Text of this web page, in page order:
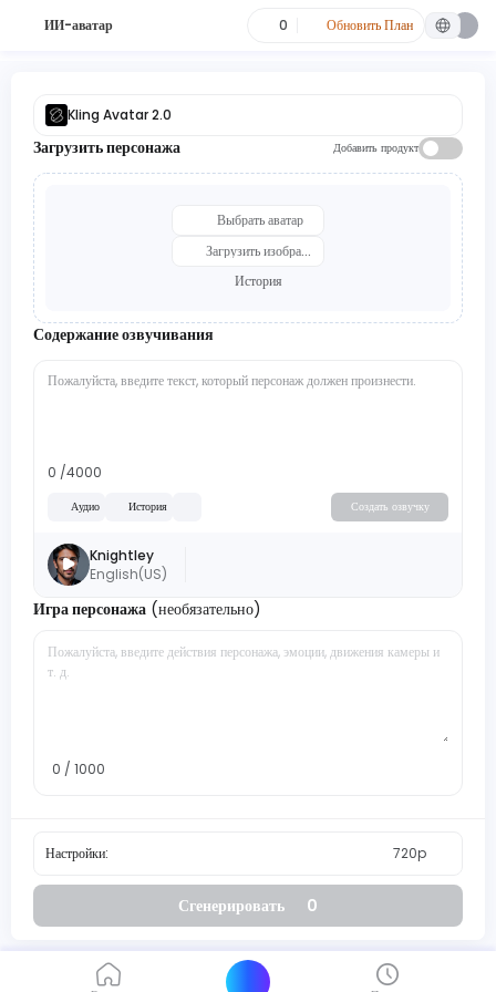
ИИ-аватар 0 Обновить План
Kling Avatar 2.0
Загрузить персонажа Добавить продукт
Выбрать аватар
Загрузить изображение
История
Содержание озвучивания
0 /4000
Аудио История Создать озвучку
Knightley
English(US)
Игра персонажа (необязательно)
0 / 1000
Настройки: 720p
Сгенерировать 0